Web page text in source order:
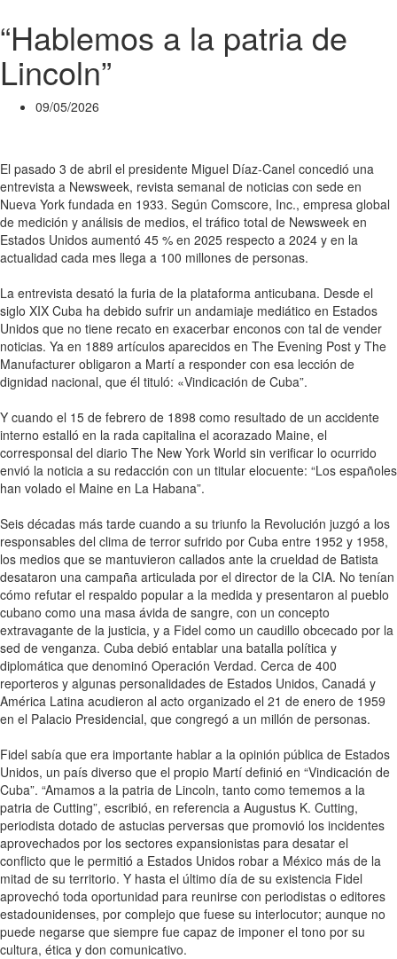
“Hablemos a la patria de
Lincoln”
09/05/2026
El pasado 3 de abril el presidente Miguel Díaz-Canel concedió una
entrevista a Newsweek, revista semanal de noticias con sede en
Nueva York fundada en 1933. Según Comscore, Inc., empresa global
de medición y análisis de medios, el tráfico total de Newsweek en
Estados Unidos aumentó 45 % en 2025 respecto a 2024 y en la
actualidad cada mes llega a 100 millones de personas.
La entrevista desató la furia de la plataforma anticubana. Desde el
siglo XIX Cuba ha debido sufrir un andamiaje mediático en Estados
Unidos que no tiene recato en exacerbar enconos con tal de vender
noticias. Ya en 1889 artículos aparecidos en The Evening Post y The
Manufacturer obligaron a Martí a responder con esa lección de
dignidad nacional, que él tituló: «Vindicación de Cuba”.
Y cuando el 15 de febrero de 1898 como resultado de un accidente
interno estalló en la rada capitalina el acorazado Maine, el
corresponsal del diario The New York World sin verificar lo ocurrido
envió la noticia a su redacción con un titular elocuente: “Los españoles
han volado el Maine en La Habana”.
Seis décadas más tarde cuando a su triunfo la Revolución juzgó a los
responsables del clima de terror sufrido por Cuba entre 1952 y 1958,
los medios que se mantuvieron callados ante la crueldad de Batista
desataron una campaña articulada por el director de la CIA. No tenían
cómo refutar el respaldo popular a la medida y presentaron al pueblo
cubano como una masa ávida de sangre, con un concepto
extravagante de la justicia, y a Fidel como un caudillo obcecado por la
sed de venganza. Cuba debió entablar una batalla política y
diplomática que denominó Operación Verdad. Cerca de 400
reporteros y algunas personalidades de Estados Unidos, Canadá y
América Latina acudieron al acto organizado el 21 de enero de 1959
en el Palacio Presidencial, que congregó a un millón de personas.
Fidel sabía que era importante hablar a la opinión pública de Estados
Unidos, un país diverso que el propio Martí definió en “Vindicación de
Cuba”. “Amamos a la patria de Lincoln, tanto como tememos a la
patria de Cutting”, escribió, en referencia a Augustus K. Cutting,
periodista dotado de astucias perversas que promovió los incidentes
aprovechados por los sectores expansionistas para desatar el
conflicto que le permitió a Estados Unidos robar a México más de la
mitad de su territorio. Y hasta el último día de su existencia Fidel
aprovechó toda oportunidad para reunirse con periodistas o editores
estadounidenses, por complejo que fuese su interlocutor; aunque no
puede negarse que siempre fue capaz de imponer el tono por su
cultura, ética y don comunicativo.